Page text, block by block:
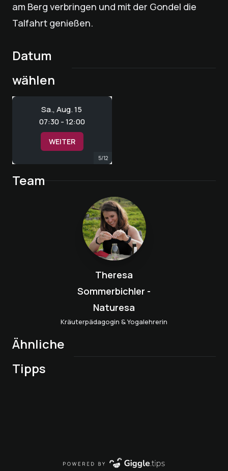
am Berg verbringen und mit der Gondel die
Talfahrt genießen.
Datum
wählen
Sa., Aug. 15
07:30 - 12:00
WEITER
5/12
Team
Theresa
Sommerbichler -
Naturesa
Kräuterpädagogin & Yogalehrerin
Ähnliche
Tipps
Private Sauna
Fichte & Brunch